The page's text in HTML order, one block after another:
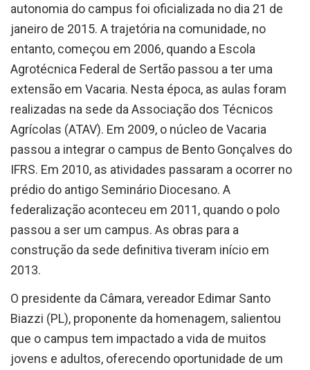
autonomia do campus foi oficializada no dia 21 de
janeiro de 2015. A trajetória na comunidade, no
entanto, começou em 2006, quando a Escola
Agrotécnica Federal de Sertão passou a ter uma
extensão em Vacaria. Nesta época, as aulas foram
realizadas na sede da Associação dos Técnicos
Agrícolas (ATAV). Em 2009, o núcleo de Vacaria
passou a integrar o campus de Bento Gonçalves do
IFRS. Em 2010, as atividades passaram a ocorrer no
prédio do antigo Seminário Diocesano. A
federalização aconteceu em 2011, quando o polo
passou a ser um campus. As obras para a
construção da sede definitiva tiveram início em
2013.
O presidente da Câmara, vereador Edimar Santo
Biazzi (PL), proponente da homenagem, salientou
que o campus tem impactado a vida de muitos
jovens e adultos, oferecendo oportunidade de um